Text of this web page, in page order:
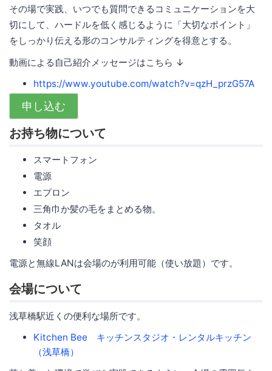
その場で実践、いつでも質問できるコミュニケーションを大
切にして、ハードルを低く感じるように「大切なポイント」
をしっかり伝える形のコンサルティングを得意とする。
動画による自己紹介メッセージはこちら ↓
https://www.youtube.com/watch?v=qzH_przG57A
申し込む
お持ち物について
スマートフォン
電源
エプロン
三角巾か髪の毛をまとめる物。
タオル
笑顔
電源と無線LANは会場のが利用可能（使い放題）です。
会場について
浅草橋駅近くの便利な場所です。
Kitchen Bee キッチンスタジオ・レンタルキッチン
（浅草橋）